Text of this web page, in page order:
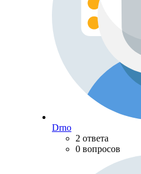
Drno
2 ответа
0 вопросов